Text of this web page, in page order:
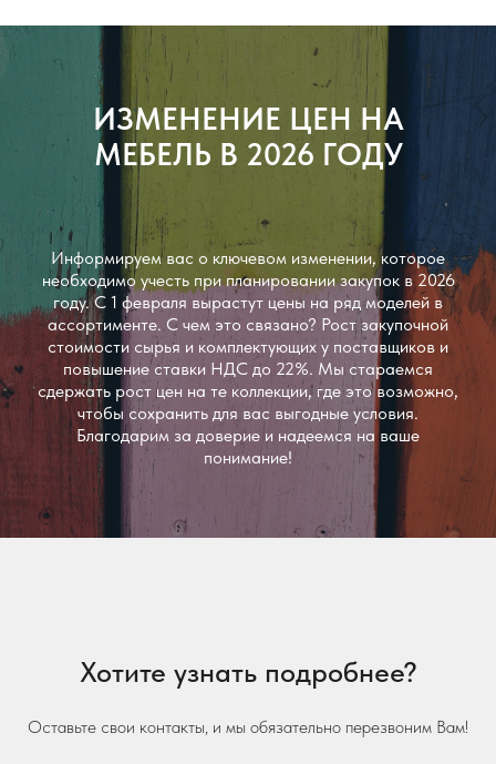
ИЗМЕНЕНИЕ ЦЕН НА
МЕБЕЛЬ В 2026 ГОДУ
Информируем вас о ключевом изменении, которое
необходимо учесть при планировании закупок в 2026
году. С 1 февраля вырастут цены на ряд моделей в
ассортименте. С чем это связано? Рост закупочной
стоимости сырья и комплектующих у поставщиков и
повышение ставки НДС до 22%. Мы стараемся
сдержать рост цен на те коллекции, где это возможно,
чтобы сохранить для вас выгодные условия.
Благодарим за доверие и надеемся на ваше
понимание!
Хотите узнать подробнее?
Оставьте свои контакты, и мы обязательно перезвоним Вам!